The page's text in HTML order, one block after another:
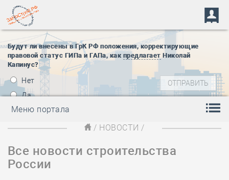
Будут ли внесены в ГрК РФ положения, корректирующие
правовой статус ГИПа и ГАПа, как предлагает Николай
Капинус?
Нет
Да
Меню портала
/ НОВОСТИ /
Все новости строительства
России